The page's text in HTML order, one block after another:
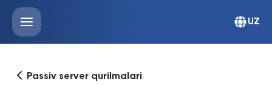
UZ
Passiv server qurilmalari